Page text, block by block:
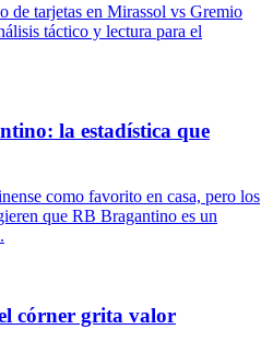
de tarjetas en Mirassol vs Gremio
táctico y lectura para el
la estadística que
como favorito en casa, pero los
que RB Bragantino es un
córner grita valor